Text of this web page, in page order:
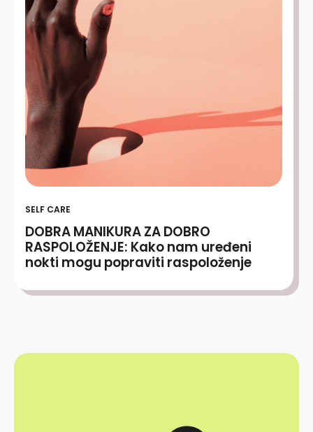
SELF CARE
DOBRA MANIKURA ZA DOBRO
RASPOLOŽENJE: Kako nam uređeni
nokti mogu popraviti raspoloženje